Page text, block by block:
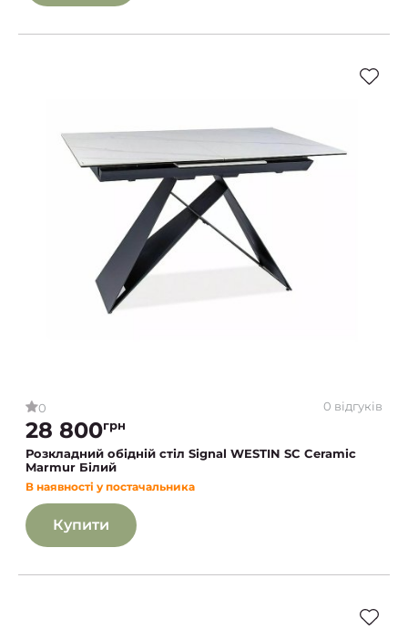
0 0 відгуків
28 800грн
Розкладний обідній стіл Signal WESTIN SC Ceramic
Marmur Білий
В наявності у постачальника
Купити